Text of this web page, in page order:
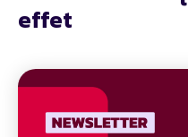
effet